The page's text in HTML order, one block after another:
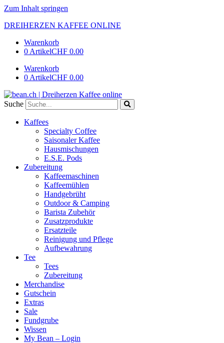
Zum Inhalt springen
DREIHERZEN KAFFEE ONLINE
Warenkorb
0 ArtikelCHF 0.00
Warenkorb
0 ArtikelCHF 0.00
Suche
Kaffees
Specialty Coffee
Saisonaler Kaffee
Hausmischungen
E.S.E. Pods
Zubereitung
Kaffeemaschinen
Kaffeemühlen
Handgebrüht
Outdoor & Camping
Barista Zubehör
Zusatzprodukte
Ersatzteile
Reinigung und Pflege
Aufbewahrung
Tee
Tees
Zubereitung
Merchandise
Gutschein
Extras
Sale
Fundgrube
Wissen
My Bean – Login